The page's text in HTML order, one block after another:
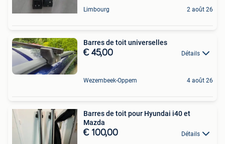
Limbourg 2 août 26
Barres de toit universelles
€ 45,00 Détails
Wezembeek-Oppem 4 août 26
Barres de toit pour Hyundai i40 et
Mazda
€ 100,00 Détails